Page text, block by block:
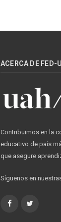
ACERCA DE FED-
Contribuimos en la
educativo de país
que asegure
Síguenos en
Facebook